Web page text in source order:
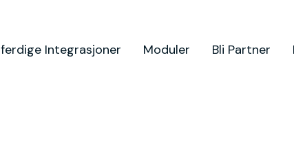
Integrasjoner Moduler Bli Partner